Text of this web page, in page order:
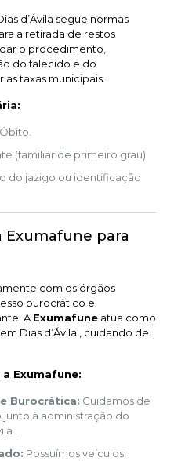
d’Ávila segue normas
a retirada de restos
o procedimento,
do falecido e do
taxas municipais.
(familiar de primeiro grau).
do jazigo ou identificação
Exumafune para
com os órgãos
burocrático e
A Exumafuneatua como
Dias d’Ávila , cuidando de
Exumafune:
Burocrática: Cuidamos de
à administração do
.
Possuímos veículos